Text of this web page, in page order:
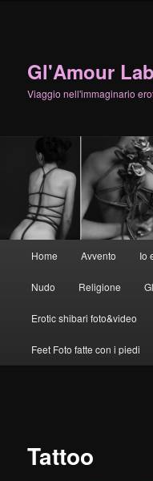
Gl'Amour Lab
Viaggio nell'immaginario
principale
Vai
al
contenuto
Home Avvento Io
Nudo Religione
Erotic shibari foto&video
Feet Foto fatte con i piedi
Tattoo